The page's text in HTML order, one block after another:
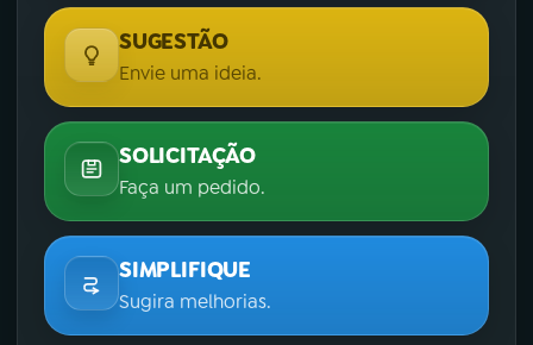
SUGESTÃO
Envie uma ideia.
SOLICITAÇÃO
Faça um pedido.
SIMPLIFIQUE
Sugira melhorias.